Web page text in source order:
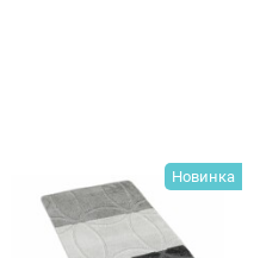
Новинка